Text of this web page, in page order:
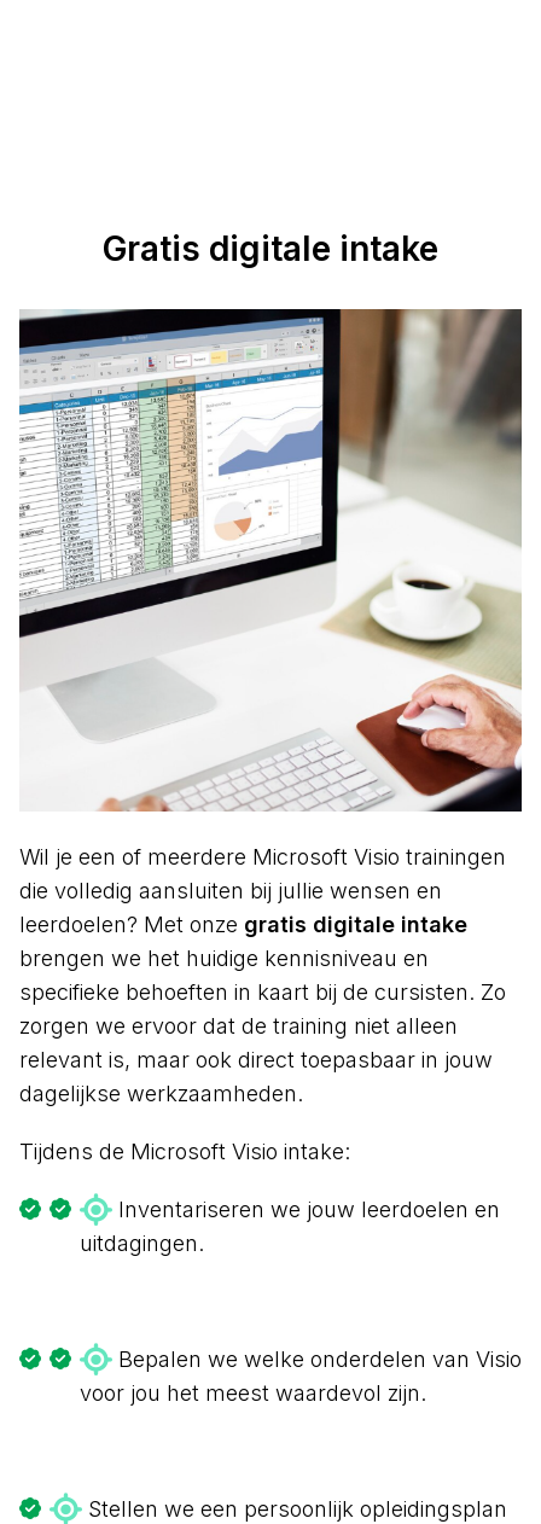
Gratis digitale intake
Wil je een of meerdere Microsoft Visio trainingen
die volledig aansluiten bij jullie wensen en
leerdoelen? Met onze gratis digitale intake
brengen we het huidige kennisniveau en
specifieke behoeften in kaart bij de cursisten. Zo
zorgen we ervoor dat de training niet alleen
relevant is, maar ook direct toepasbaar in jouw
dagelijkse werkzaamheden.
Tijdens de Microsoft Visio intake:
Inventariseren we jouw leerdoelen en
uitdagingen.
Bepalen we welke onderdelen van Visio
voor jou het meest waardevol zijn.
Stellen we een persoonlijk opleidingsplan